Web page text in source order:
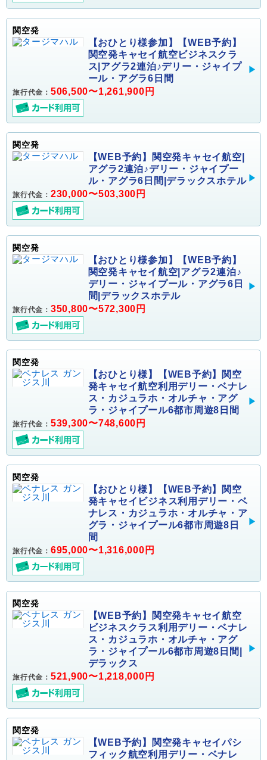
関空発
【おひとり様参加】【WEB予約】
関空発キャセイ航空ビジネスクラ
ス|アグラ2連泊♪デリー・ジャイプ
ール・アグラ6日間
旅行代金： 506,500〜1,261,900円
関空発
【WEB予約】関空発キャセイ航空|
アグラ2連泊♪デリー・ジャイプー
ル・アグラ6日間|デラックスホテル
旅行代金： 230,000〜503,300円
関空発
【おひとり様参加】【WEB予約】
関空発キャセイ航空|アグラ2連泊♪
デリー・ジャイプール・アグラ6日
間|デラックスホテル
旅行代金： 350,800〜572,300円
関空発
【おひとり様】【WEB予約】関空
発キャセイ航空利用デリー・ベナレ
ス・カジュラホ・オルチャ・アグ
ラ・ジャイプール6都市周遊8日間
旅行代金： 539,300〜748,600円
関空発
【おひとり様】【WEB予約】関空
発キャセイビジネス利用デリー・ベ
ナレス・カジュラホ・オルチャ・ア
グラ・ジャイプール6都市周遊8日
間
旅行代金： 695,000〜1,316,000円
関空発
【WEB予約】関空発キャセイ航空
ビジネスクラス利用デリー・ベナレ
ス・カジュラホ・オルチャ・アグ
ラ・ジャイプール6都市周遊8日間|
デラックス
旅行代金： 521,900〜1,218,000円
関空発
【WEB予約】関空発キャセイパシ
フィック航空利用デリー・ベナレ